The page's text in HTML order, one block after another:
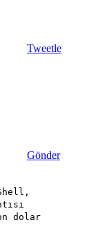
Tweetle
Gönder
dolar